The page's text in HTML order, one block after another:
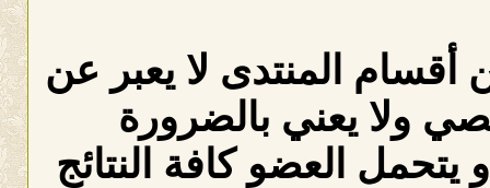
المنتدى لا يعبر عن
ولا يعني بالضرورة
العضو كافة النتائج